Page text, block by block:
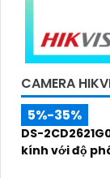
CAMERA
5%-35%
DS-
kính với độ